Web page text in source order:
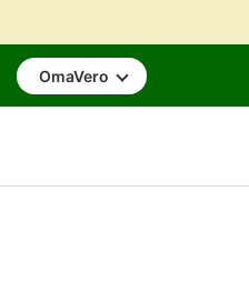
OmaVero